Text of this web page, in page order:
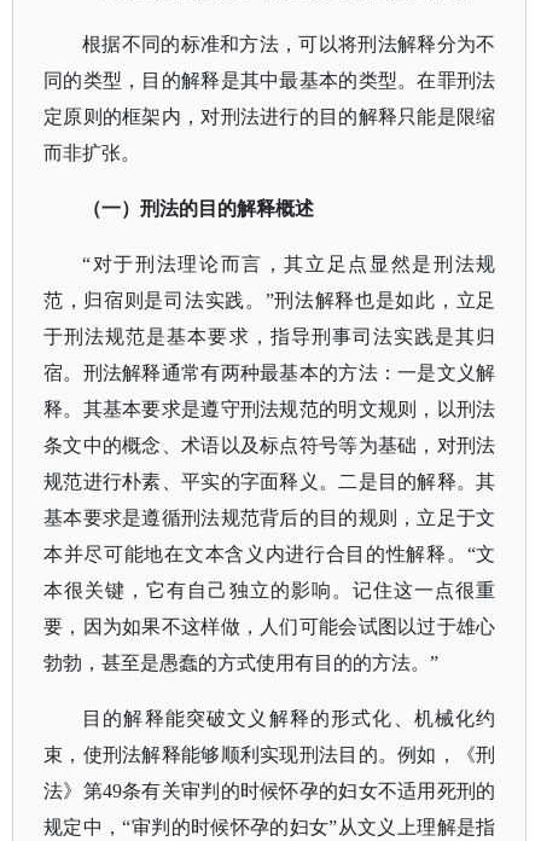
根据不同的标准和方法，可以将刑法解释分为不
同的类型，目的解释是其中最基本的类型。在罪刑法
定原则的框架内，对刑法进行的目的解释只能是限缩
而非扩张。
（一）刑法的目的解释概述
“对于刑法理论而言，其立足点显然是刑法规
范，归宿则是司法实践。”刑法解释也是如此，立足
于刑法规范是基本要求，指导刑事司法实践是其归
宿。刑法解释通常有两种最基本的方法：一是文义解
释。其基本要求是遵守刑法规范的明文规则，以刑法
条文中的概念、术语以及标点符号等为基础，对刑法
规范进行朴素、平实的字面释义。二是目的解释。其
基本要求是遵循刑法规范背后的目的规则，立足于文
本并尽可能地在文本含义内进行合目的性解释。“文
本很关键，它有自己独立的影响。记住这一点很重
要，因为如果不这样做，人们可能会试图以过于雄心
勃勃，甚至是愚蠢的方式使用有目的的方法。”
目的解释能突破文义解释的形式化、机械化约
束，使刑法解释能够顺利实现刑法目的。例如，《刑
法》第49条有关审判的时候怀孕的妇女不适用死刑的
规定中，“审判的时候怀孕的妇女”从文义上理解是指